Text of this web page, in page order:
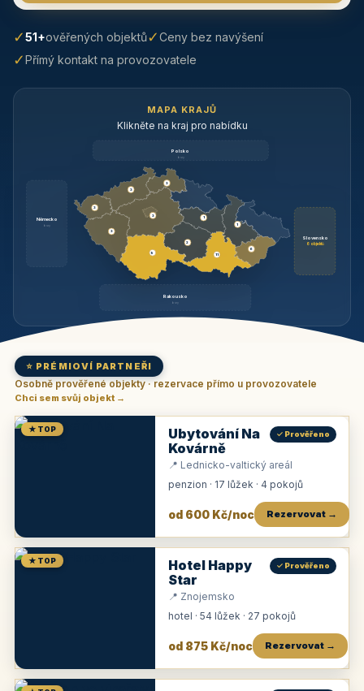
✓51+ověřených objektů✓Ceny bez navýšení
✓Přímý kontakt na provozovatele
MAPA KRAJŮ
Klikněte na kraj pro nabídku
Polsko
brzy
Německo
brzy
Slovensko
6 objektů
Rakousko
brzy
3
9
3
3
3
3
1
2
11
1
6
⭐ PRÉMIOVÍ PARTNEŘI
Osobně prověřené objekty · rezervace přímo u provozovatele
Chci sem svůj objekt →
★ TOP
Ubytování Na
Kovárně
✓ Prověřeno
📍 Lednicko-valtický areál
penzion · 17 lůžek · 4 pokojů
od 600 Kč/noc Rezervovat →
★ TOP
Hotel Happy
Star
✓ Prověřeno
📍 Znojemsko
hotel · 54 lůžek · 27 pokojů
od 875 Kč/noc Rezervovat →